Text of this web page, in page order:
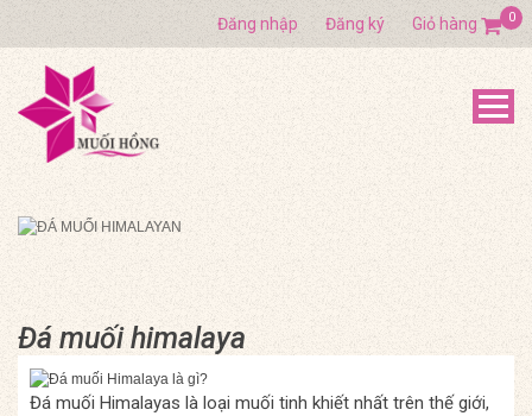
Đăng nhập Đăng ký Giỏ hàng 0
Đá muối himalaya
Đá muối Himalayas là loại muối tinh khiết nhất trên thế giới,